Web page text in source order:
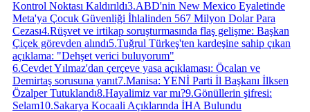
Kontrol Noktası Kaldırıldı3.ABD'nin New Mexico Eyaletinde
Meta'ya Çocuk Güvenliği İhlalinden 567 Milyon Dolar Para
Cezası4.Rüşvet ve irtikap soruşturmasında flaş gelişme: Başkan
Çiçek görevden alındı5.Tuğrul Türkeş'ten kardeşine sahip çıkan
açıklama: "Dehşet verici buluyorum"
6.Cevdet Yılmaz'dan çerçeve yasa açıklaması: Öcalan ve
Demirtaş sorusuna yanıt7.Manisa: YENİ Parti İl Başkanı İlksen
Özalper Tutuklandı8.Hayalimiz var mı?9.Gönüllerin şifresi:
Selam10.Sakarya Kocaali Açıklarında İHA Bulundu